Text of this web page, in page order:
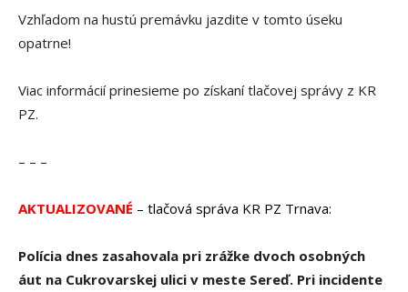
Vzhľadom na hustú premávku jazdite v tomto úseku
opatrne!
Viac informácií prinesieme po získaní tlačovej správy z KR
PZ.
– – –
AKTUALIZOVANÉ – tlačová správa KR PZ Trnava:
Polícia dnes zasahovala pri zrážke dvoch osobných
áut na Cukrovarskej ulici v meste Sereď. Pri incidente